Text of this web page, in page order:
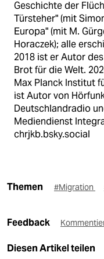
Geschichte der
Türsteher" (mit
Europa" (mit M.
Horaczek); alle
2018 ist er Autor
Brot für die Welt.
Max Planck Institut
ist Autor von
Deutschlandradio
Mediendienst
chrjkb.bsky.social
Themen #Migration
Feedback
Diesen Artikel teilen